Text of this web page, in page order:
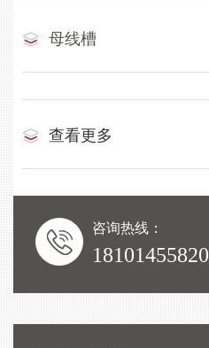
母线槽
查看更多
咨询热线：
18101455820